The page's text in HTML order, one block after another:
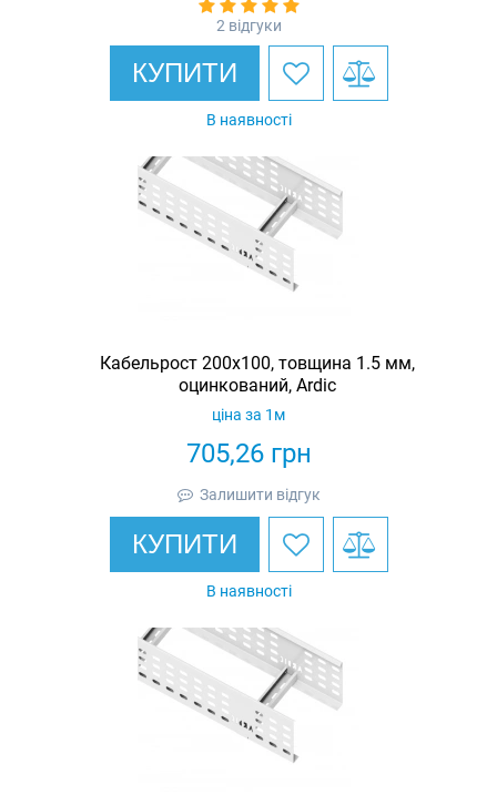
2 відгуки
КУПИТИ
В наявності
Кабельрост 200х100, товщина 1.5 мм,
оцинкований, Ardic
705,26грн
ціна за 1м
Залишити відгук
КУПИТИ
В наявності